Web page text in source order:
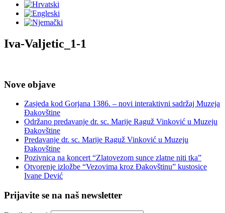
Iva-Valjetic_1-1
Nove objave
Zasjeda kod Gorjana 1386. – novi interaktivni sadržaj Muzeja
Đakovštine
Održano predavanje dr. sc. Marije Raguž Vinković u Muzeju
Đakovštine
Predavanje dr. sc. Marije Raguž Vinković u Muzeju
Đakovštine
Pozivnica na koncert “Zlatovezom sunce zlatne niti tka”
Otvorenje izložbe “Vezovima kroz Đakovštinu” kustosice
Ivane Dević
Prijavite se na naš newsletter